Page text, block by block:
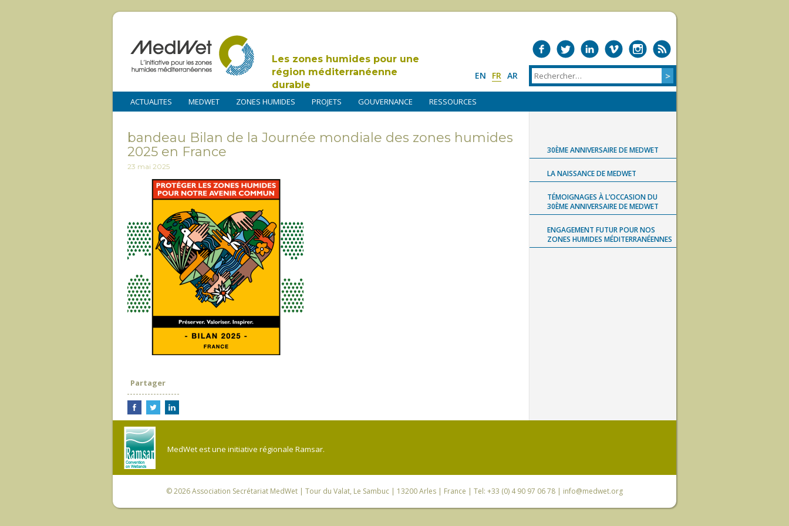
Les zones humides pour une
région méditerranéenne
durable
EN FR AR
ACTUALITES MEDWET ZONES HUMIDES PROJETS GOUVERNANCE RESSOURCES
bandeau Bilan de la Journée mondiale des zones humides
2025 en France
23 mai 2025
Partager
30ÈME ANNIVERSAIRE DE MEDWET
LA NAISSANCE DE MEDWET
TÉMOIGNAGES À L’OCCASION DU
30ÈME ANNIVERSAIRE DE MEDWET
ENGAGEMENT FUTUR POUR NOS
ZONES HUMIDES MÉDITERRANÉENNES
MedWet est une initiative régionale Ramsar.
© 2026Association Secrétariat MedWet | Tour du Valat, Le Sambuc | 13200 Arles | France | Tel: +33 (0) 4 90 97 06 78 | info@medwet.org